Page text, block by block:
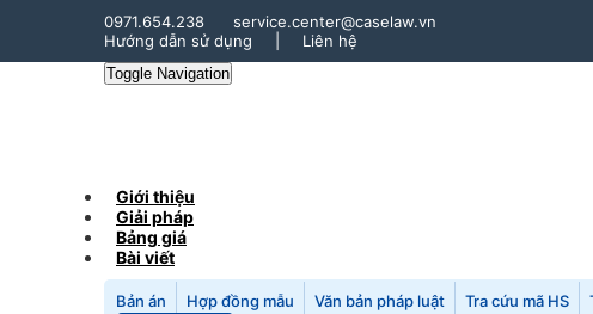
0971.654.238
service.center@caselaw.vn
Hướng dẫn sử dụng
Liên hệ
Toggle Navigation
Giới thiệu
Giải pháp
Bảng giá
Bài viết
Bản án Hợp đồng mẫu Văn bản pháp luật Tra cứu mã HS